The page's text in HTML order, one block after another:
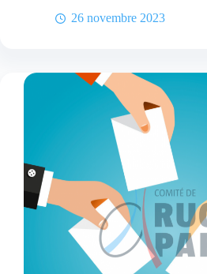
26 novembre 2023